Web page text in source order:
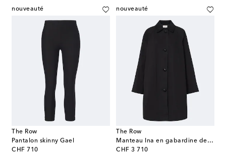
nouveauté
The Row
Pantalon skinny Gael
CHF 710
original price
nouveauté
The Row
Manteau Ina en gabardine de coton
CHF 3 710
original price